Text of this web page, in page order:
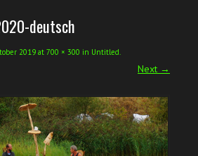
deutsch
2019at 700 × 300 in Untitled
Next →